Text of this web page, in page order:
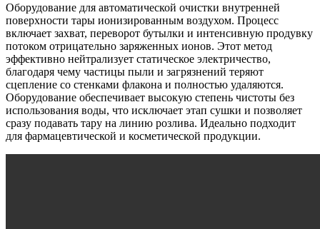
Оборудование для автоматической очистки внутренней
поверхности тары ионизированным воздухом. Процесс
включает захват, переворот бутылки и интенсивную продувку
потоком отрицательно заряженных ионов. Этот метод
эффективно нейтрализует статическое электричество,
благодаря чему частицы пыли и загрязнений теряют
сцепление со стенками флакона и полностью удаляются.
Оборудование обеспечивает высокую степень чистоты без
использования воды, что исключает этап сушки и позволяет
сразу подавать тару на линию розлива. Идеально подходит
для фармацевтической и косметической продукции.